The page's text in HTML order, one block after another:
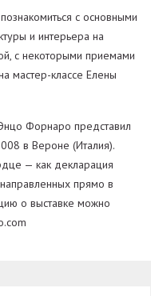
с основными
и интерьера на
с некоторыми приемами
мастер-классе Елены
Форнаро представил
в Вероне (Италия).
— как декларация
прямо в
о выставке можно